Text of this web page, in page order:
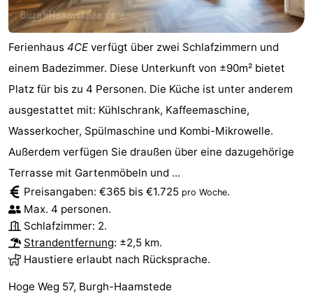
Ferienhaus 4CE verfügt über zwei Schlafzimmern und
einem Badezimmer. Diese Unterkunft von ±90m² bietet
Platz für bis zu 4 Personen. Die Küche ist unter anderem
ausgestattet mit: Kühlschrank, Kaffeemaschine,
Wasserkocher, Spülmaschine und Kombi-Mikrowelle.
Außerdem verfügen Sie draußen über eine dazugehörige
Terrasse mit Gartenmöbeln und ...
Preisangaben: €365 bis €1.725 pro Woche.
Max. 4 personen.
Schlafzimmer: 2.
Strandentfernung: ±2,5 km.
Haustiere erlaubt nach Rücksprache.
Hoge Weg 57, Burgh-Haamstede